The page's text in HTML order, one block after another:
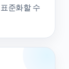
준화할 수